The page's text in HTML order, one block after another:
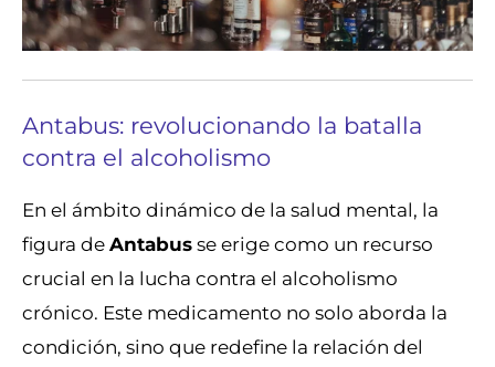
Antabus: revolucionando la batalla
contra el alcoholismo
En el ámbito dinámico de la salud mental, la
figura deAntabusse erige como un recurso
crucial en la lucha contra el alcoholismo
crónico. Este medicamento no solo aborda la
condición, sino que redefine la relación del